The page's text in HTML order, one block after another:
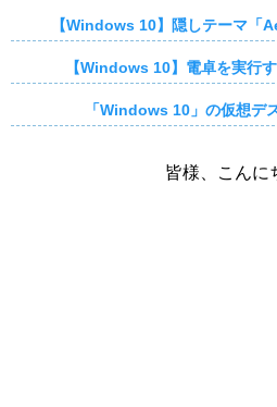
【Windows 10】隠しテーマ「
【Windows 10】電卓を実行
「Windows 10」の仮想デ
皆様、こんに